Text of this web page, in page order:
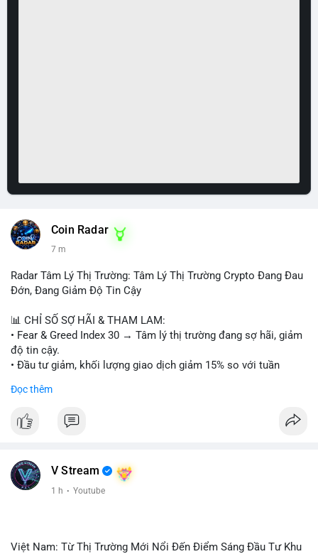
Coin Radar
7 m
Radar Tâm Lý Thị Trường: Tâm Lý Thị Trường Crypto Đang Đau
Đớn, Đang Giảm Độ Tin Cậy
📊 CHỈ SỐ SỢ HÃI & THAM LAM:
• Fear & Greed Index 30 → Tâm lý thị trường đang sợ hãi, giảm
độ tin cậy.
• Đầu tư giảm, khối lượng giao dịch giảm 15% so với tuần
• CoinGecko: Jimothy The Raccoon, Pudgy Penguins,
crypto.
• LunarCrush: Ethereum, Solana, Dogecoin, Chainlink, Litecoin,
• Telegram: US Senate tiến hành bỏ phiếu Clarity Act, IMF nói
Đọc thêm
V Stream
1 h · Youtube
Việt Nam: Từ Thị Trường Mới Nổi Đến Điểm Sáng Đầu Tư Khu